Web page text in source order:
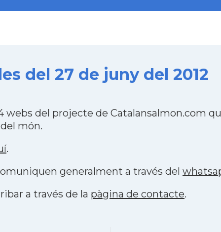
del 27 de juny del 2012
webs del projecte de Catalansalmon.com
món.
.
generalment a través del
a través de la pàgina de contacte.